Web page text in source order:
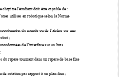
chapitre l'étudiant doit être capable de :
utilisés en robotique selon la Norme
du monde ou de l’atelier sur une
;
de l’interface sur un bras
du repère tournant dans un repère de base fixe
de rotation par rapport à un plan fixe ;